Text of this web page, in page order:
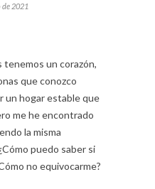
de 2021
tenemos un corazón,
que conozco
un hogar estable que
me he encontrado
la misma
puedo saber si
no equivocarme?